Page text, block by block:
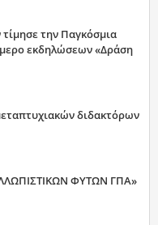
την Παγκόσμια
εκδηλώσεων «Δράση
διδακτόρων
ΦΥΤΩΝ ΓΠΑ»